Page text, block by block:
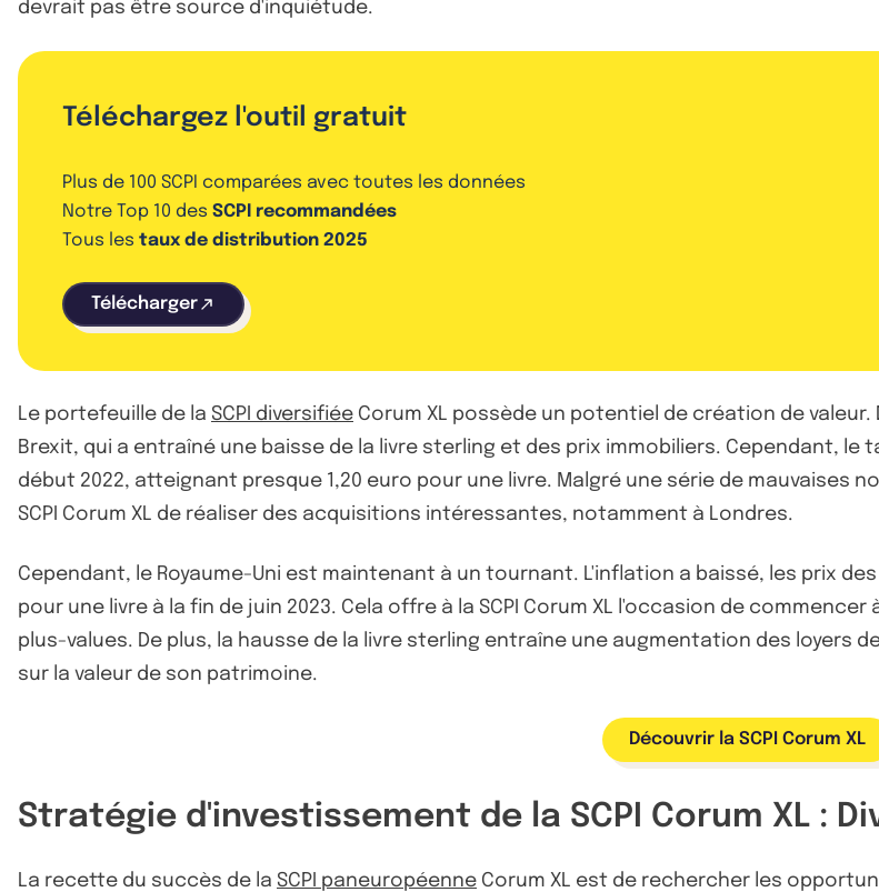
devrait pas être source d'inquiétude.
Téléchargez l'outil gratuit
Plus de 100 SCPI comparées avec toutes les données
Notre Top 10 des SCPI recommandées
Tous les taux de distribution 2025
Télécharger
Le portefeuille de la SCPI diversifiée Corum XL possède un potentiel de création de valeur.
Brexit, qui a entraîné une baisse de la livre sterling et des prix immobiliers. Cependant,
début 2022, atteignant presque 1,20 euro pour une livre. Malgré une série de mauvaises
SCPI Corum XL de réaliser des acquisitions intéressantes, notamment à Londres.
Cependant, le Royaume-Uni est maintenant à un tournant. L'inflation a baissé, les prix
pour une livre à la fin de juin 2023. Cela offre à la SCPI Corum XL l'occasion de
plus-values. De plus, la hausse de la livre sterling entraîne une augmentation des loyers
sur la valeur de son patrimoine.
Découvrir la SCPI Corum XL
Stratégie d'investissement de la SCPI Corum XL :
La recette du succès de la SCPI paneuropéenne Corum XL est de rechercher les